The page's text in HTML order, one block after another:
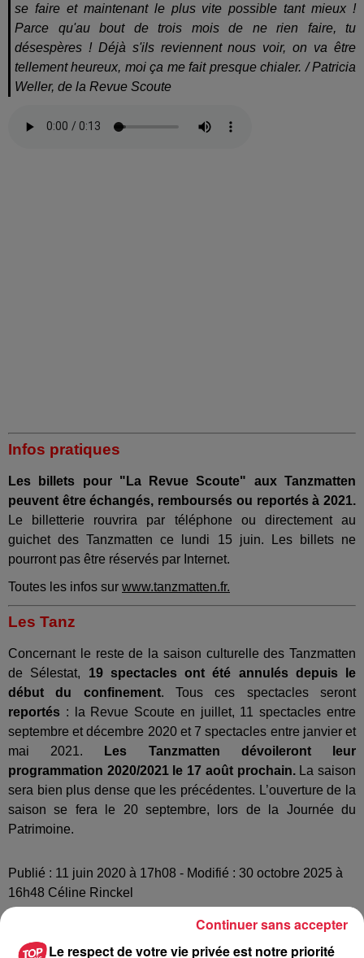
se faire et maintenant le plus vite possible tant mieux !
Parce qu'au bout de trois mois de ne rien faire, tu
désespères ! Déjà s'ils reviennent nous voir, on va être
tellement heureux, moi ça me fait presque chialer. / Patricia
Weller, de la Revue Scoute
Infos pratiques
Les billets pour "La Revue Scoute" aux Tanzmatten
peuvent être échangés, remboursés ou reportés à 2021.
Le billetterie rouvrira par téléphone ou directement au
guichet des Tanzmatten ce lundi 15 juin. Les billets ne
pourront pas être réservés par Internet.
Toutes les infos sur www.tanzmatten.fr.
Les Tanz
Concernant le reste de la saison culturelle des Tanzmatten
de Sélestat, 19 spectacles ont été annulés depuis le
début du confinement. Tous ces spectacles seront
reportés : la Revue Scoute en juillet, 11 spectacles entre
septembre et décembre 2020 et 7 spectacles entre janvier et
mai 2021.
Les Tanzmatten dévoileront leur
programmation 2020/2021 le 17 août prochain.La saison
sera bien plus dense que les précédentes. L’ouverture de la
saison se fera le 20 septembre, lors de la Journée du
Patrimoine.
Publié : 11 juin 2020 à 17h08 - Modifié : 30 octobre 2025 à
16h48 Céline Rinckel
Le respect de votre vie privée est notre priorité
Continuer sans accepter